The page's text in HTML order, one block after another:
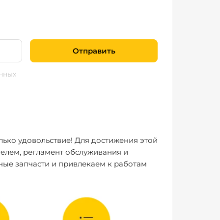
Отправить
удовольствие! Для достижения этой
регламент обслуживания и
запчасти и привлекаем к работам